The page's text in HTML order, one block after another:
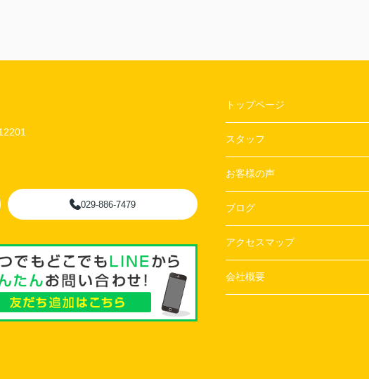
029-886-7479
トップページ
スタッフ
お客様の声
ブログ
アクセスマップ
会社概要